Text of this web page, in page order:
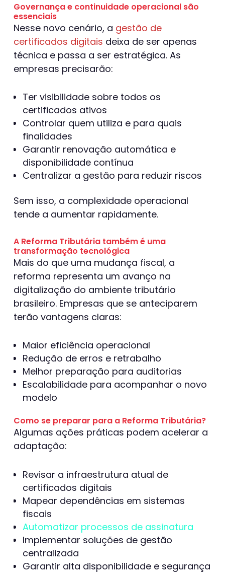
Governança e continuidade operacional são
essenciais
Nesse novo cenário, a gestão de
certificados digitais deixa de ser apenas
técnica e passa a ser estratégica. As
empresas precisarão:
Ter visibilidade sobre todos os
certificados ativos
Controlar quem utiliza e para quais
finalidades
Garantir renovação automática e
disponibilidade contínua
Centralizar a gestão para reduzir riscos
Sem isso, a complexidade operacional
tende a aumentar rapidamente.
A Reforma Tributária também é uma
transformação tecnológica
Mais do que uma mudança fiscal, a
reforma representa um avanço na
digitalização do ambiente tributário
brasileiro. Empresas que se anteciparem
terão vantagens claras:
Maior eficiência operacional
Redução de erros e retrabalho
Melhor preparação para auditorias
Escalabilidade para acompanhar o novo
modelo
Como se preparar para a Reforma Tributária?
Algumas ações práticas podem acelerar a
adaptação:
Revisar a infraestrutura atual de
certificados digitais
Mapear dependências em sistemas
fiscais
Automatizar processos de assinatura
Implementar soluções de gestão
centralizada
Garantir alta disponibilidade e segurança